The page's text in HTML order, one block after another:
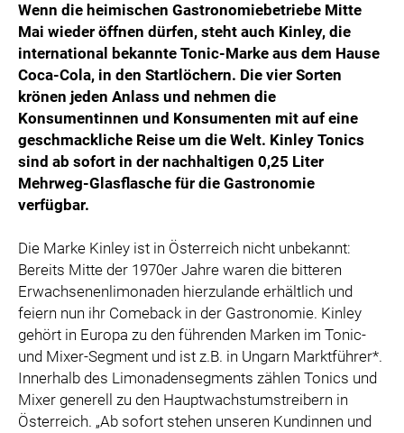
IMPERIAL MARKETS
TRÄGERVEREIN EINWEGPFAND
SPECIAL OLYMPICS ÖSTERREICH
MEDIA
LOGOS
PRESSEKONTAKT
Wenn die heimischen Gastronomiebetriebe Mitte
Mai wieder öffnen dürfen, steht auch Kinley, die
international bekannte Tonic-Marke aus dem Hause
Coca-Cola, in den Startlöchern. Die vier Sorten
krönen jeden Anlass und nehmen die
Konsumentinnen und Konsumenten mit auf eine
geschmackliche Reise um die Welt. Kinley Tonics
sind ab sofort in der nachhaltigen 0,25 Liter
Mehrweg-Glasflasche für die Gastronomie
verfügbar.
Die Marke Kinley ist in Österreich nicht unbekannt:
Bereits Mitte der 1970er Jahre waren die bitteren
Erwachsenenlimonaden hierzulande erhältlich und
feiern nun ihr Comeback in der Gastronomie. Kinley
gehört in Europa zu den führenden Marken im Tonic-
und Mixer-Segment und ist z.B. in Ungarn Marktführer*.
Innerhalb des Limonadensegments zählen Tonics und
Mixer generell zu den Hauptwachstumstreibern in
Österreich. „Ab sofort stehen unseren Kundinnen und